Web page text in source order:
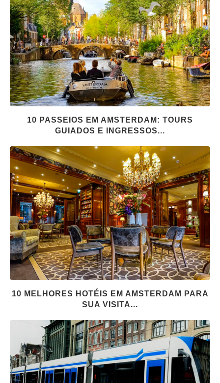
10 PASSEIOS EM AMSTERDAM: TOURS
GUIADOS E INGRESSOS...
10 MELHORES HOTÉIS EM AMSTERDAM PARA
SUA VISITA...